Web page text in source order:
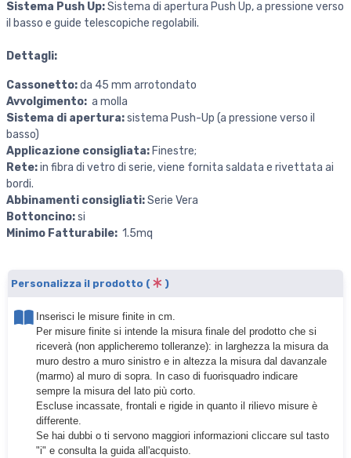
Sistema Push Up:Sistema di apertura Push Up, a pressione verso
il basso e guide telescopiche regolabili.
Dettagli:
Cassonetto:da 45 mm arrotondato
Avvolgimento: a molla
Sistema di apertura:sistema Push-Up (a pressione verso il
basso)
Applicazione consigliata: Finestre;
Rete:in fibra di vetro di serie, viene fornita saldata e rivettata ai
bordi.
Abbinamenti consigliati:Serie Vera
Bottoncino:si
Minimo Fatturabile: 1.5mq
Personalizza il prodotto ( )
Inserisci le misure finite in cm.
Per misure finite si intende la misura finale del prodotto che si
riceverà (non applicheremo tolleranze): in larghezza la misura da
muro destro a muro sinistro e in altezza la misura dal davanzale
(marmo) al muro di sopra. In caso di fuorisquadro indicare
sempre la misura del lato più corto.
Escluse incassate, frontali e rigide in quanto il rilievo misure è
differente.
Se hai dubbi o ti servono maggiori informazioni cliccare sul tasto
"i" e consulta la guida all'acquisto.